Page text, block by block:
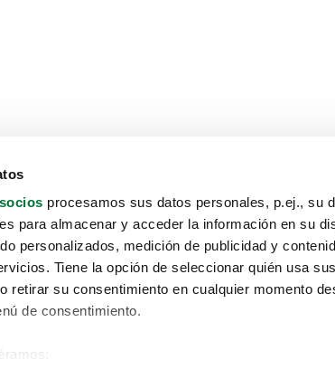
procesamos sus datos personales, p.ej., su
para almacenar y acceder la información en su
personalizados, medición de publicidad y
Tiene la opción de seleccionar quién usa
retirar su consentimiento en cualquier momento
de consentimiento.